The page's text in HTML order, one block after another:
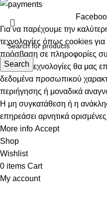
Search
Για να παρέχουμε την
τεχνολογίες όπως cookies
πρόσβαση σε πληροφορίες
εν λόγω τεχνολογίες θα μας
δεδομένα προσωπικού
περιήγησης ή μοναδικά
Η μη συγκατάθεση ή η
επηρεάσει αρνητικά
More info Accept
Shop
Wishlist
0 items Cart
My account